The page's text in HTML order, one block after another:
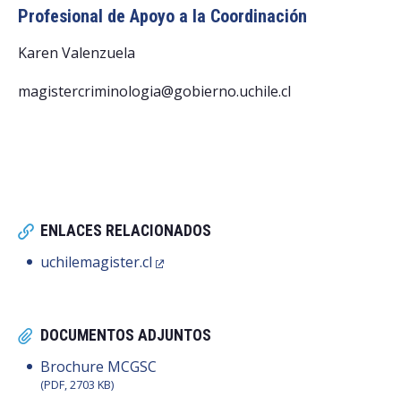
ENLACES RELACIONADOS
uchilemagister.cl
DOCUMENTOS ADJUNTOS
Brochure MCGSC
(PDF, 2703 KB)
Profesional de Apoyo a la Coordinación
Karen Valenzuela
magistercriminologia@gobierno.uchile.cl